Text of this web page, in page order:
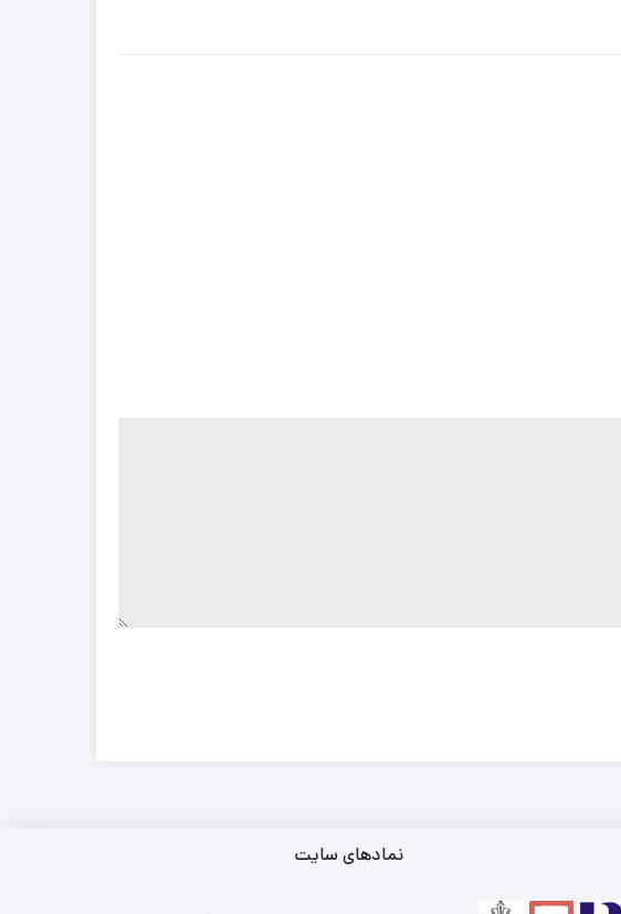
نمادهای سایت